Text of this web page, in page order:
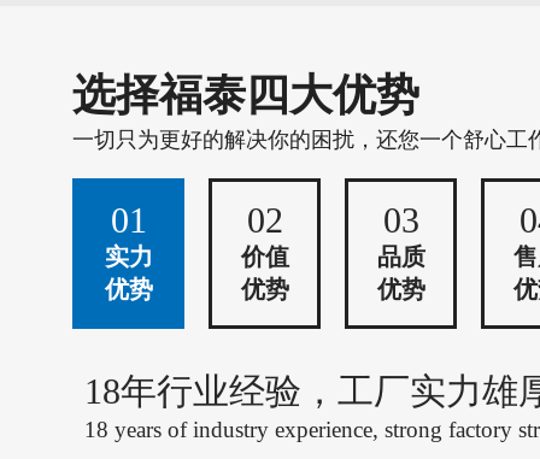
选择福泰四大优势
一切只为更好的解决你的困扰，还您一个舒心工
01
实力
优势
02
价值
优势
03
品质
优势
18年行业经验，工厂实力雄
18 years of industry experience, strong factory